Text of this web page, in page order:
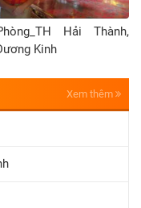
Hải Thành,
Kinh
Xem thêm